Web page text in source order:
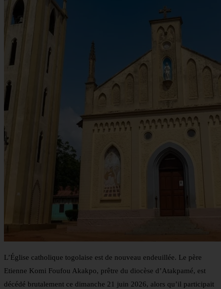
L’Église catholique togolaise est de nouveau endeuillée. Le père
Etienne Komi Foufou Akakpo, prêtre du diocèse d’Atakpamé, est
décédé brutalement ce dimanche 21 juin 2026, alors qu’il participait